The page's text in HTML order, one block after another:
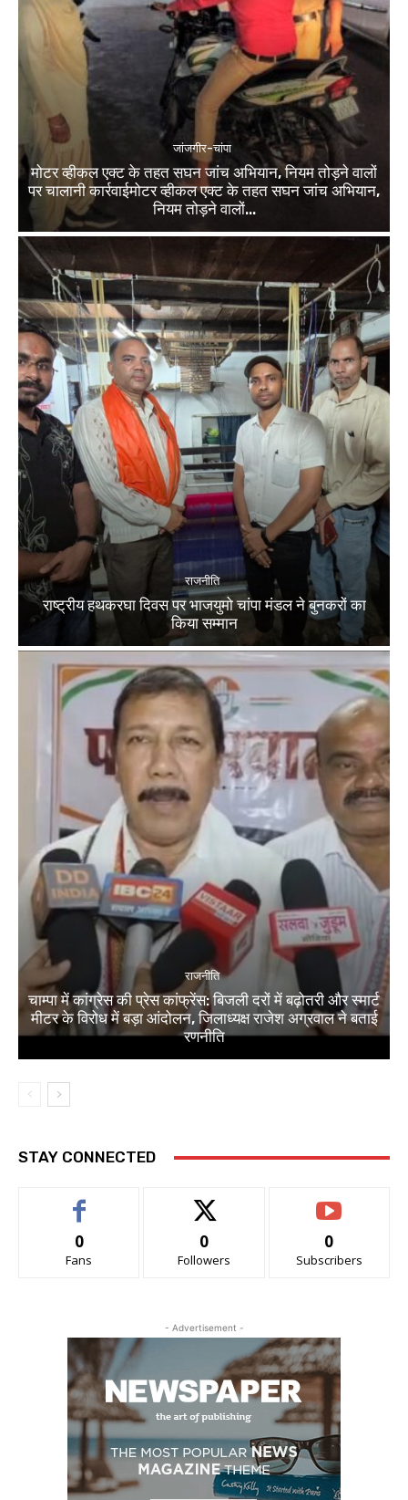
जांजगीर-चांपा
मोटर व्हीकल एक्ट के तहत सघन जांच अभियान, नियम तोड़ने वालों
पर चालानी कार्रवाईमोटर व्हीकल एक्ट के तहत सघन जांच अभियान,
नियम तोड़ने वालों...
राजनीति
राष्ट्रीय हथकरघा दिवस पर भाजयुमो चांपा मंडल ने बुनकरों का
किया सम्मान
राजनीति
चाम्पा में कांग्रेस की प्रेस कांफ्रेंस: बिजली दरों में बढ़ोतरी और स्मार्ट
मीटर के विरोध में बड़ा आंदोलन, जिलाध्यक्ष राजेश अग्रवाल ने बताई
रणनीति
STAY CONNECTED
0
Fans
0
Followers
0
Subscribers
- Advertisement -